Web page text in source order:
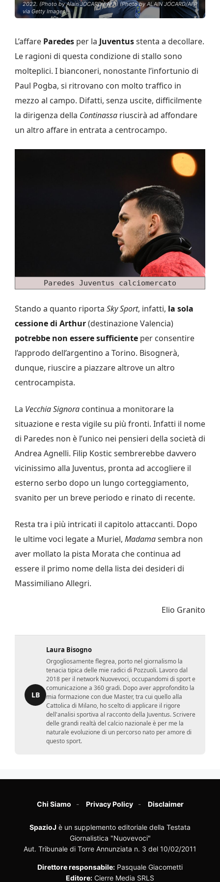
2022. (Photo by Alain JOCARD / AFP) (Photo by ALAIN JOCARD/AFP
via Getty Images)
L’affare Paredes per la Juventusstenta a decollare.
Le ragioni di questa condizione di stallo sono
molteplici. I bianconeri, nonostante l’infortunio di
Paul Pogba, si ritrovano con molto traffico in
mezzo al campo. Difatti, senza uscite, difficilmente
la dirigenza della Continassa riuscirà ad affondare
un altro affare in entrata a centrocampo.
Paredes Juventus calciomercato
Stando a quanto riporta Sky Sport, infatti, la sola
cessione di Arthur(destinazione Valencia)
potrebbe non essere sufficiente per consentire
l’approdo dell’argentino a Torino. Bisognerà,
dunque, riuscire a piazzare altrove un altro
centrocampista.
La Vecchia Signora continua a monitorare la
situazione e resta vigile su più fronti. Infatti il nome
di Paredes non è l’unico nei pensieri della società di
Andrea Agnelli. Filip Kostic sembrerebbe davvero
vicinissimo alla Juventus, pronta ad accogliere il
esterno serbo dopo un lungo corteggiamento,
svanito per un breve periodo e rinato di recente.
Resta tra i più intricati il capitolo attaccanti. Dopo
le ultime voci legate a Muriel, Madamasembra non
aver mollato la pista Morata che continua ad
essere il primo nome della lista dei desideri di
Massimiliano Allegri.
Elio Granito
LB
Laura Bisogno
Orgogliosamente flegrea, porto nel giornalismo la
tenacia tipica delle mie radici di Pozzuoli. Lavoro dal
2018 per il network Nuovevoci, occupandomi di sport e
comunicazione a 360 gradi. Dopo aver approfondito la
mia formazione con due Master, tra cui quello alla
Cattolica di Milano, ho scelto di applicare il rigore
dell'analisi sportiva al racconto della Juventus. Scrivere
delle grandi realtà del calcio nazionale è per me la
naturale evoluzione di un percorso nato per amore di
questo sport.
Chi Siamo Privacy Policy Disclaimer
SpazioJ è un supplemento editoriale della Testata
Giornalistica "Nuovevoci"
Aut. Tribunale di Torre Annunziata n. 3 del 10/02/2011
Direttore responsabile: Pasquale Giacometti
Editore: Cierre Media SRLS